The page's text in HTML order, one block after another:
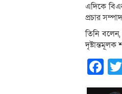
এদিকে
প্রচার
তিনি
দৃষ্টান্তমূলক